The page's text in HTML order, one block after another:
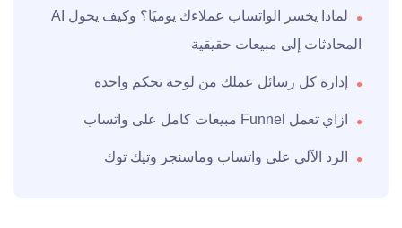
لماذا يخسر الواتساب عملاءك يوميًا؟ وكيف يحول AI
المحادثات إلى مبيعات حقيقية
إدارة كل رسائل عملك من لوحة تحكم واحدة
ازاي تعمل Funnel مبيعات كامل على واتساب
الرد الآلي على واتساب وماسنجر وتيك توك